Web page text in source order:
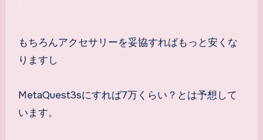
もちろんアクセサリーを妥協すればもっと安くな
りますし
MetaQuest3sにすれば7万くらい？とは予想して
います。